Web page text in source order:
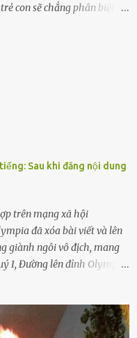
con sẽ chẳng phân biệt
không nghe lời, cảnh sát
và gặp nguy hiểm. Trẻ con
nhỏ nên dù có phạm sai
nếu người lớn tuổi
Sau khi đăng nội dung
trên mạng xã hội
đã xóa bài viết và lên
giành ngôi vô địch, mang
I, Đường lên đỉnh Olympia.
dư luận. Ngay sau đó,
báo cáo xác nhận tài